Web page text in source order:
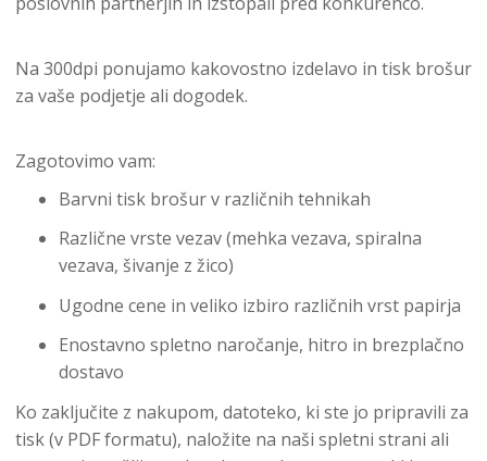
Na 300dpi ponujamo kakovostno izdelavo in tisk brošur
za vaše podjetje ali dogodek.
Zagotovimo vam:
Barvni tisk brošur v različnih tehnikah
Različne vrste vezav (mehka vezava, spiralna
vezava, šivanje z žico)
Ugodne cene in veliko izbiro različnih vrst papirja
Enostavno spletno naročanje, hitro in brezplačno
dostavo
Ko zaključite z nakupom, datoteko, ki ste jo pripravili za
tisk (v PDF formatu), naložite na naši spletni strani ali